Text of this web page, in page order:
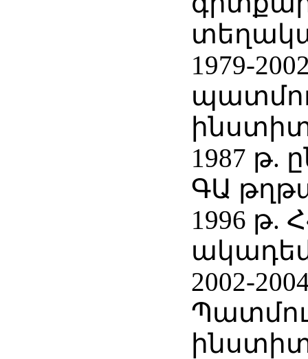
1979-
1987 թ.
ԳԱ
1996 թ.
2002-